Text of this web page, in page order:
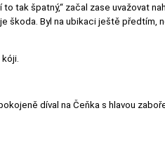
tak špatný,“ začal zase uvažovat
škoda. Byl na ubikaci ještě předtím,
díval na Čeňka s hlavou